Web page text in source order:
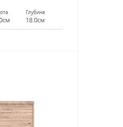
Глубина
18.0см